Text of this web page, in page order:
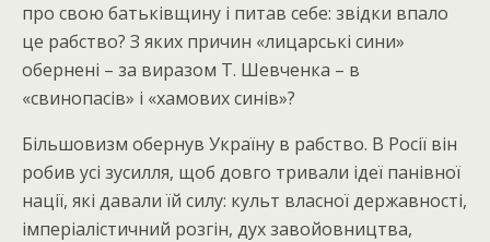
про свою батьківщину і питав себе: звідки впало
це рабство? З яких причин «лицарські сини»
обернені – за виразом Т. Шевченка – в
«свинопасів» і «хамових синів»?
Більшовизм обернув Україну в рабство. В Росії він
робив усі зусилля, щоб довго тривали ідеї панівної
нації, які давали їй силу: культ власної державності,
імперіалістичний розгін, дух завойовництва,